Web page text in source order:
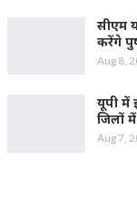
सीएम
करेंगे
Aug 8,
यूपी में
जिलों
Aug 7,